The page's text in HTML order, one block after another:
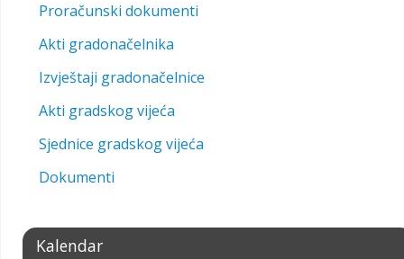
Proračunski dokumenti
Akti gradonačelnika
Izvještaji gradonačelnice
Akti gradskog vijeća
Sjednice gradskog vijeća
Dokumenti
Kalendar